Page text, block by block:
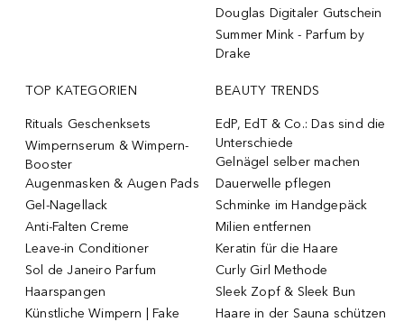
Douglas Digitaler Gutschein
Summer Mink - Parfum by
Drake
TOP KATEGORIEN
Rituals Geschenksets
Wimpernserum & Wimpern-
Booster
Augenmasken & Augen Pads
Gel-Nagellack
Anti-Falten Creme
Leave-in Conditioner
Sol de Janeiro Parfum
Haarspangen
Künstliche Wimpern | Fake
BEAUTY TRENDS
EdP, EdT & Co.: Das sind die
Unterschiede
Gelnägel selber machen
Dauerwelle pflegen
Schminke im Handgepäck
Milien entfernen
Keratin für die Haare
Curly Girl Methode
Sleek Zopf & Sleek Bun
Haare in der Sauna schützen